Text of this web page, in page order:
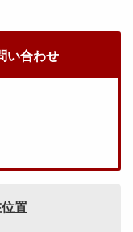
い合わせ
置